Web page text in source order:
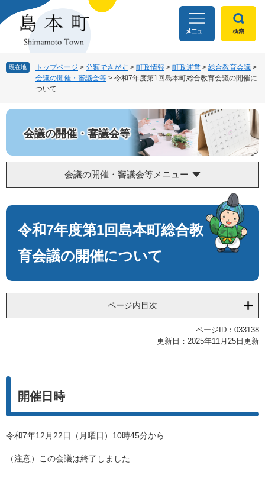
ー
ニ
現在地 トップページ > 分類でさがす > 町政情報 > 町政運営 > 総合教育会議 >
会議の開催・審議会等 > 令和7年度第1回島本町総合教育会議の開催に
ついて
会議の開催・審議会等
会議の開催・審議会等メニュー
文
令和7年度第1回島本町総合教
育会議の開催について
ページ内目次
ページID：033138
更新日：2025年11月25日更新
開催日時
令和7年12月22日（月曜日）10時45分から
（注意）この会議は終了しました